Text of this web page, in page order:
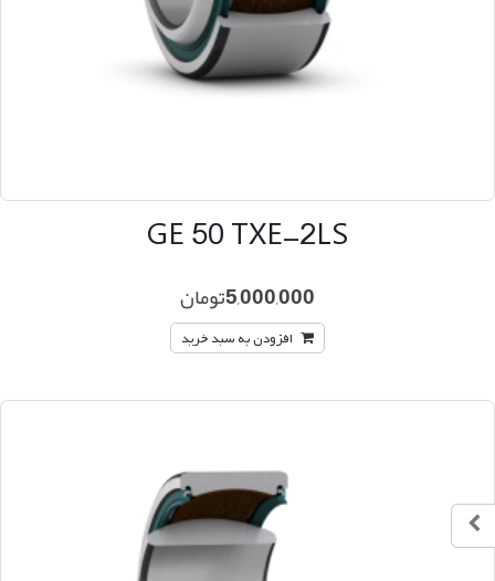
GE 50 TXE-2LS
5,000,000تومان
افزودن به سبد خرید